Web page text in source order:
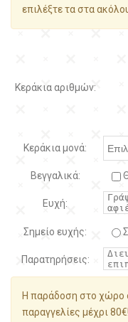
επιλέξτε τα στα
Κεράκια αριθμών:
Κεράκια μονά:
Βεγγαλικά:
Ευχή:
Σημείο ευχής:
Παρατηρήσεις:
Η παράδοση στο χώρο
παραγγελίες μέχρι